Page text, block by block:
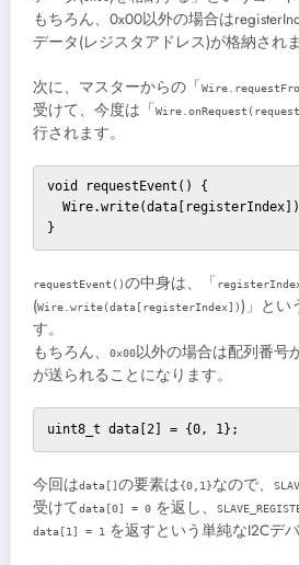
もちろん、0x00以外の場合は
データ(レジスタアドレス)が格納されま
次に、マスターからの「
受けて、今度は「
行されます。
void requestEvent() {
}
requestEvent()の中身は、「
(Wire.write(data[registerIndex]))」とい
す。
もちろん、
0x00以外の場合は配列番号
が送られることになります。
uint8_t data[2] = {0, 1};
今回はdata[] の要素は{0,1}なので、
受けてdata[0] = 0 を返し、
data[1] = 1 を返すという単純なI2Cデ